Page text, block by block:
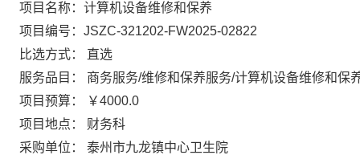
项目名称：计算机设备维修和保养
项目编号：JSZC-321202-FW2025-02822
比选方式： 直选
服务品目： 商务服务/维修和保养服务/计算机设备维修和保
项目预算： ￥4000.0
项目地点： 财务科
采购单位： 泰州市九龙镇中心卫生院